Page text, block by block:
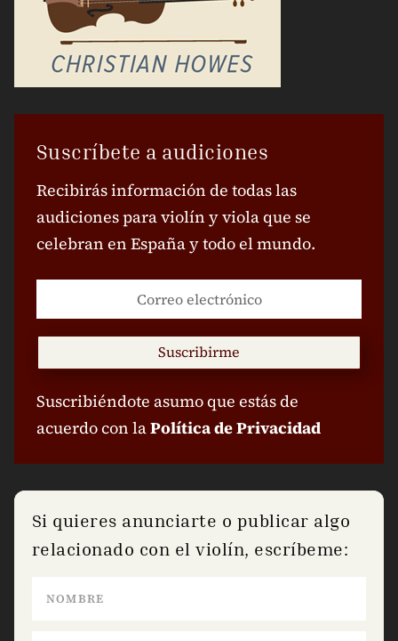
Suscríbete a audiciones
Recibirás información de todas las
audiciones para violín y viola que se
celebran en España y todo el mundo.
Suscribirme
Suscribiéndote asumo que estás de
acuerdo con laPolítica de Privacidad
Si quieres anunciarte o publicar algo
relacionado con el violín, escríbeme: